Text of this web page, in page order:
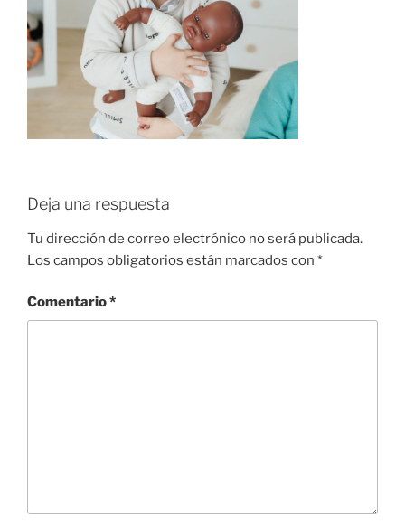
Deja una respuesta
Tu dirección de correo electrónico no será publicada.
Los campos obligatorios están marcados con *
Comentario*